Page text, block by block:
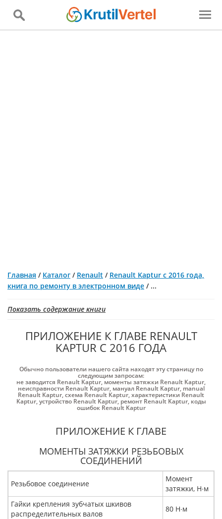
Главная / Каталог / Renault / Renault Kaptur с 2016 года,
книга по ремонту в электронном виде / ...
Показать содержание книги
ПРИЛОЖЕНИЕ К ГЛАВЕ RENAULT
KAPTUR С 2016 ГОДА
Обычно пользователи нашего сайта находят эту страницу по
следующим запросам:
не заводится Renault Kaptur, моменты затяжки Renault Kaptur,
неисправности Renault Kaptur, мануал Renault Kaptur, manual
Renault Kaptur,схема Renault Kaptur,характеристики Renault
Kaptur,устройство Renault Kaptur, ремонт Renault Kaptur, коды
ошибок Renault Kaptur
ПРИЛОЖЕНИЕ К ГЛАВЕ
МОМЕНТЫ ЗАТЯЖКИ РЕЗЬБОВЫХ
СОЕДИНЕНИЙ
Резьбовое соединение
Момент
затяжки, Н∙м
Гайки крепления зубчатых шкивов
распределительных валов
80 Н∙м